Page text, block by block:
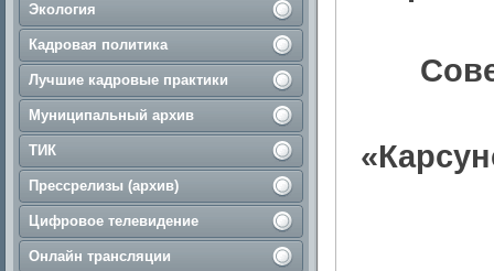
Экология
Кадровая политика
Лучшие кадровые практики
Муниципальный архив
ТИК
Прессрелизы (архив)
Цифровое телевидение
Онлайн трансляции